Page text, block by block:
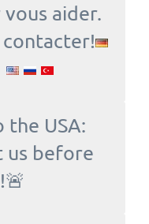
aider.
contacter!
the USA:
us before